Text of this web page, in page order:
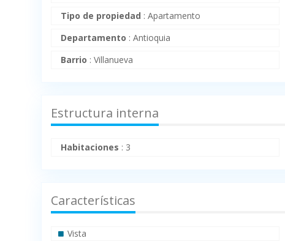
Tipo de propiedad :Apartamento
Departamento :Antioquia
Barrio :Villanueva
Estructura interna
Habitaciones : 3
Características
Vista